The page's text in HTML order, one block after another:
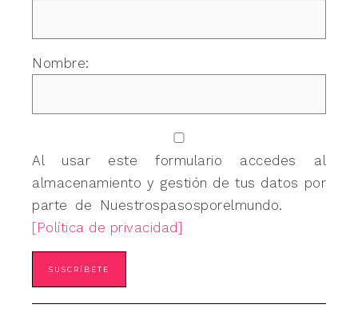
Nombre:
Al usar este formulario accedes al
almacenamiento y gestión de tus datos por
parte de Nuestrospasosporelmundo.
[Política de privacidad]